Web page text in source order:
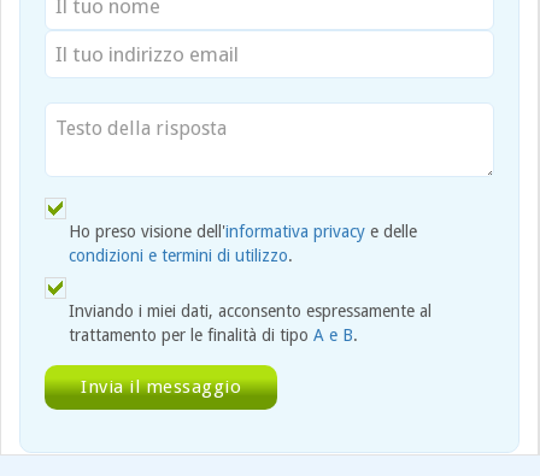
Ho preso visione dell'informativa privacy e delle
condizioni e termini di utilizzo.
Inviando i miei dati, acconsento espressamente al
trattamento per le finalità di tipo A e B.